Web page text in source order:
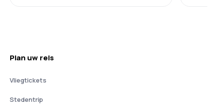
Plan uw reis
Vliegtickets
Stedentrip